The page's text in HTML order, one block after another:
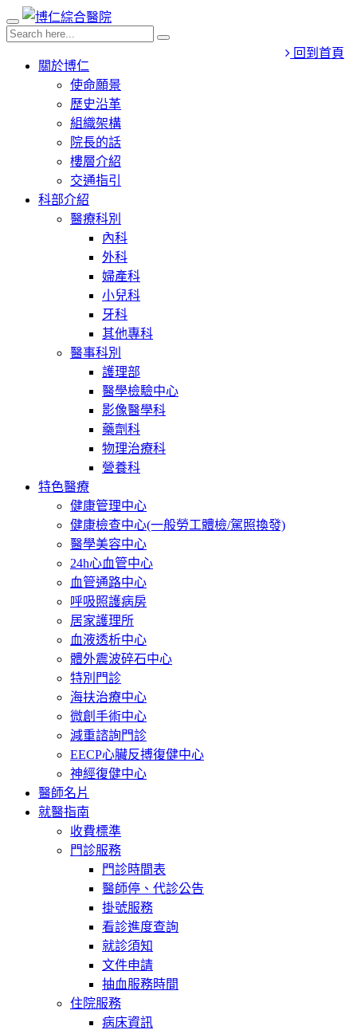
回到首頁
關於博仁
使命願景
歷史沿革
組織架構
院長的話
樓層介紹
交通指引
科部介紹
醫療科別
內科
外科
婦產科
小兒科
牙科
其他專科
醫事科別
護理部
醫學檢驗中心
影像醫學科
藥劑科
物理治療科
營養科
特色醫療
健康管理中心
健康檢查中心(一般勞工體檢/駕照換發)
醫學美容中心
24h心血管中心
血管通路中心
呼吸照護病房
居家護理所
血液透析中心
體外震波碎石中心
特別門診
海扶治療中心
微創手術中心
減重諮詢門診
EECP心臟反搏復健中心
神經復健中心
醫師名片
就醫指南
收費標準
門診服務
門診時間表
醫師停、代診公告
掛號服務
看診進度查詢
就診須知
文件申請
抽血服務時間
住院服務
病床資訊